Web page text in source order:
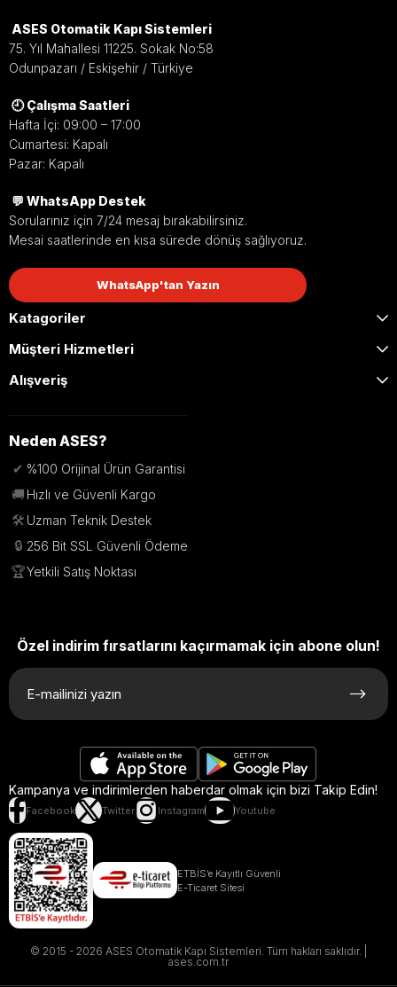
ASES Otomatik Kapı Sistemleri
75. Yıl Mahallesi 11225. Sokak No:58
Odunpazarı / Eskişehir / Türkiye
🕘 Çalışma Saatleri
Hafta İçi: 09:00 – 17:00
Cumartesi: Kapalı
Pazar: Kapalı
💬 WhatsApp Destek
Sorularınız için 7/24 mesaj bırakabilirsiniz.
Mesai saatlerinde en kısa sürede dönüş sağlıyoruz.
WhatsApp'tan Yazın
Katagoriler
Müşteri Hizmetleri
Alışveriş
Neden ASES?
✔ %100 Orijinal Ürün Garantisi
🚚 Hızlı ve Güvenli Kargo
🛠️ Uzman Teknik Destek
🔒 256 Bit SSL Güvenli Ödeme
🏆Yetkili Satış Noktası
Özel indirim fırsatlarını kaçırmamak için abone olun!
Kampanya ve indirimlerden haberdar olmak için bizi Takip Edin!
Facebook Twitter Instagram Youtube
ETBİS’e Kayıtlı Güvenli
E-Ticaret Sitesi
© 2015 - 2026 ASES Otomatik Kapı Sistemleri. Tüm hakları saklıdır. |
ases.com.tr